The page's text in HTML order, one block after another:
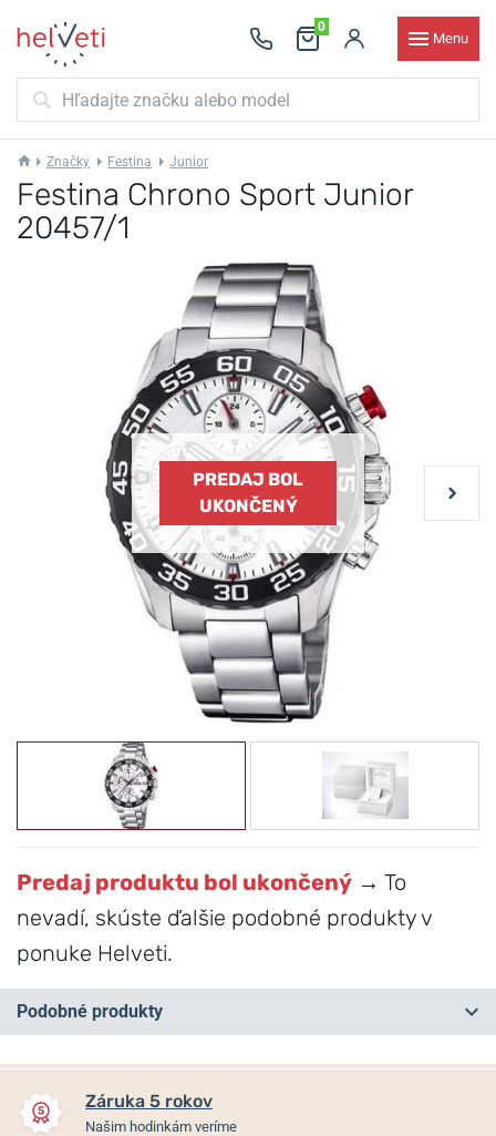
0
Menu
Značky Festina Junior
Festina Chrono Sport Junior
20457/1
PREDAJ BOL
UKONČENÝ
Predaj produktu bol ukončený → To
nevadí, skúste ďalšie podobné produkty v
ponuke Helveti.
Podobné produkty
Záruka 5 rokov
Našim hodinkám veríme